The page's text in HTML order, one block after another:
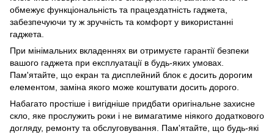
обмежує функціональність та працездатність гаджета,
забезпечуючи ту ж зручність та комфорт у використанні
гаджета.
При мінімальних вкладеннях ви отримуєте гарантії безпеки
вашого гаджета при експлуатації в будь-яких умовах.
Пам'ятайте, що екран та дисплейний блок є досить дорогим
елементом, заміна якого може коштувати досить дорого.
Набагато простіше і вигідніше придбати оригінальне захисне
скло, яке прослужить роки і не вимагатиме ніякого додаткового
догляду, ремонту та обслуговування. Пам'ятайте, що будь-які